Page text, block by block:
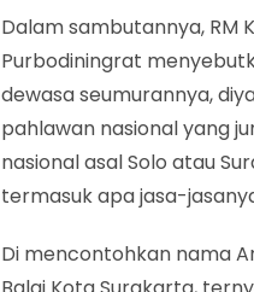
Dalam sambutannya, RM
Purbodiningrat
dewasa seumurannya,
pahlawan nasional yang
nasional asal Solo atau
termasuk apa jasa-
Di mencontohkan nama